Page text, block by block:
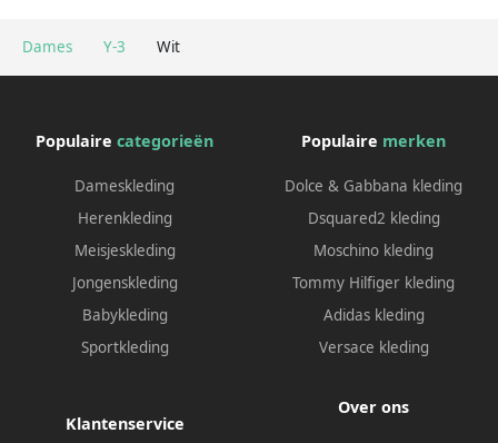
Dames Y-3 Wit
Populaire categorieën
Dameskleding
Herenkleding
Meisjeskleding
Jongenskleding
Babykleding
Sportkleding
Populaire merken
Dolce & Gabbana kleding
Dsquared2 kleding
Moschino kleding
Tommy Hilfiger kleding
Adidas kleding
Versace kleding
Klantenservice
Over ons